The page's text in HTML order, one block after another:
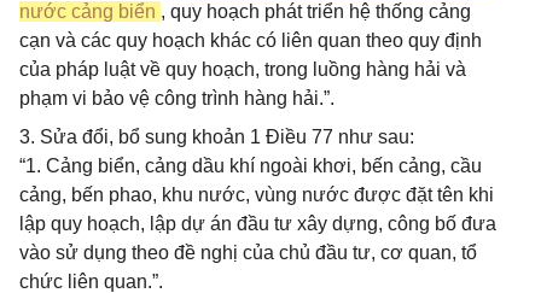
nước cảng biển , quy hoạch phát triển hệ thống cảng
cạn và các quy hoạch khác có liên quan theo quy định
của pháp luật về quy hoạch, trong luồng hàng hải và
phạm vi bảo vệ công trình hàng hải.”.
3. Sửa đổi, bổ sung khoản 1 Điều 77 như sau:
“1. Cảng biển, cảng dầu khí ngoài khơi, bến cảng, cầu
cảng, bến phao, khu nước, vùng nước được đặt tên khi
lập quy hoạch, lập dự án đầu tư xây dựng, công bố đưa
vào sử dụng theo đề nghị của chủ đầu tư, cơ quan, tổ
chức liên quan.”.